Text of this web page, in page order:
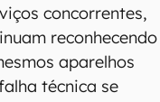
concorrentes,
reconhecendo
aparelhos
técnica se